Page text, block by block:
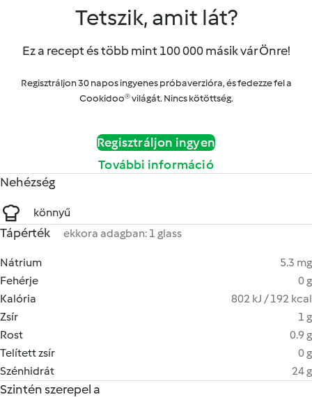
Tetszik, amit lát?
Ez a recept és több mint 100 000 másik vár Önre!
Regisztráljon 30 napos ingyenes próbaverzióra, és fedezze fel a
Cookidoo® világát. Nincs kötöttség.
Regisztráljon ingyen
További információ
Nehézség
könnyű
Tápérték ekkora adagban: 1 glass
Nátrium
5.3 mg
Fehérje
0 g
Kalória
802 kJ / 192 kcal
Zsír
1 g
Rost
0.9 g
Telített zsír
0 g
Szénhidrát
24 g
Szintén szerepel a